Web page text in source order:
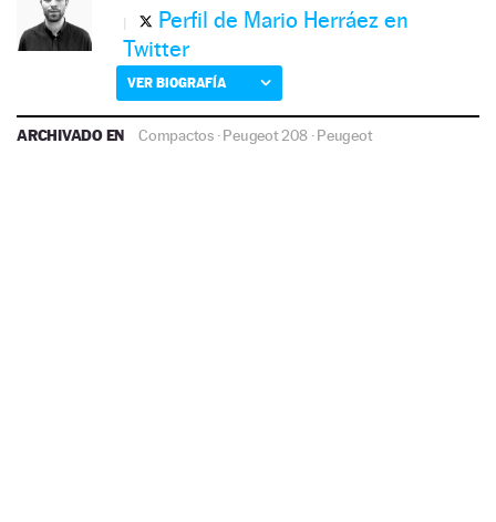
Perfil de Mario Herráez en
Twitter
VER BIOGRAFÍA
ARCHIVADO EN Compactos·Peugeot 208·Peugeot